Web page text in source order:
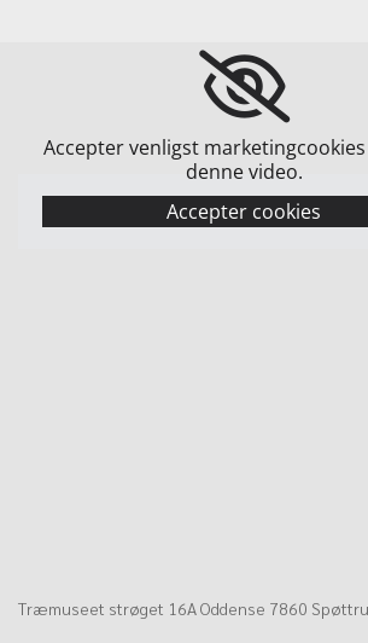
Accepter venligst
denne video.
Accepter cookies
Træmuseet strøget 16A Oddense 7860